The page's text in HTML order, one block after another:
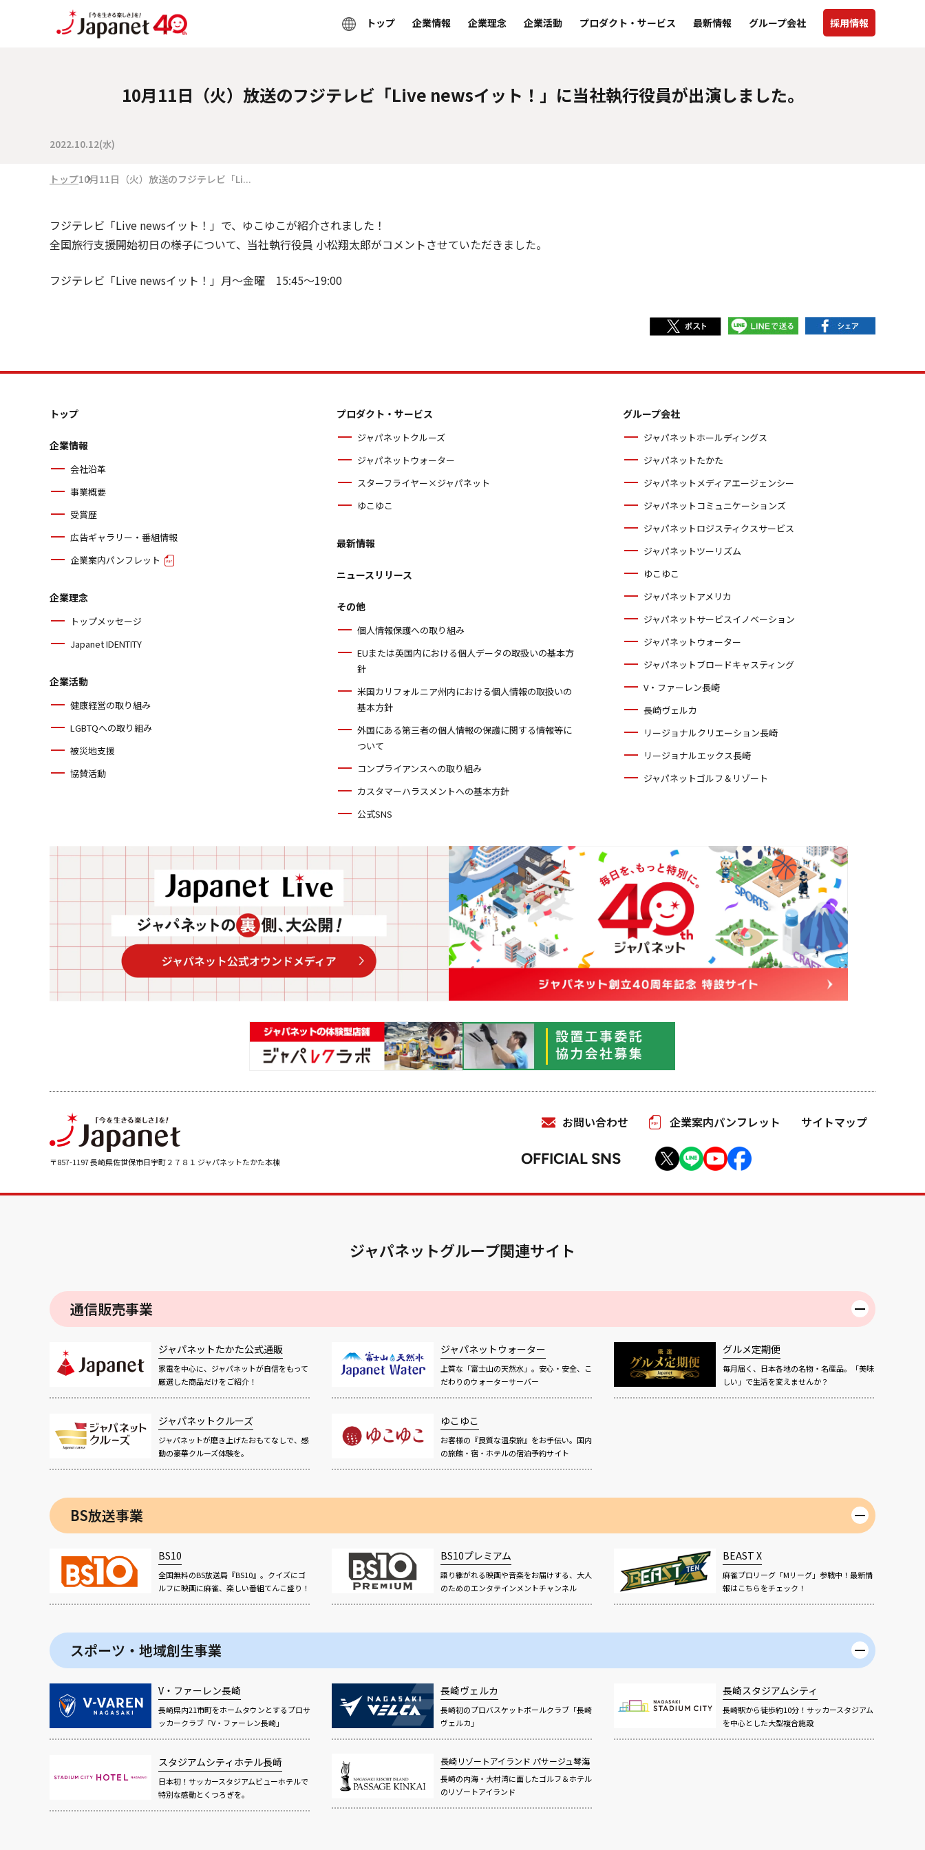
トップ 企業情報 企業理念 企業活動 プロダクト・サービス 最新情報 グループ会社 採用情報
10月11日（火）放送のフジテレビ「Live newsイット！」に当社執行役員が出演しました。
2022.10.12(水)
トップ10月11日（火）放送のフジテレビ「Li...
フジテレビ「Live newsイット！」で、ゆこゆこが紹介されました！
全国旅行支援開始初日の様子について、当社執行役員 小松翔太郎がコメントさせていただきました。
フジテレビ 「Live newsイット！」 月～金曜 15:45～19:00
トップ
企業情報
会社沿革
事業概要
受賞歴
広告ギャラリー・番組情報
企業案内パンフレット
企業理念
トップメッセージ
Japanet IDENTITY
企業活動
健康経営の取り組み
LGBTQへの取り組み
被災地支援
協賛活動
プロダクト・サービス
ジャパネットクルーズ
ジャパネットウォーター
スターフライヤー×ジャパネット
ゆこゆこ
最新情報
ニュースリリース
その他
個人情報保護への取り組み
EUまたは英国内における個人データの取扱いの基本方
針
米国カリフォルニア州内における個人情報の取扱いの
基本方針
外国にある第三者の個人情報の保護に関する情報等に
ついて
コンプライアンスへの取り組み
カスタマーハラスメントへの基本方針
公式SNS
グループ会社
ジャパネットホールディングス
ジャパネットたかた
ジャパネットメディアエージェンシー
ジャパネットコミュニケーションズ
ジャパネットロジスティクスサービス
ジャパネットツーリズム
ゆこゆこ
ジャパネットアメリカ
ジャパネットサービスイノベーション
ジャパネットウォーター
ジャパネットブロードキャスティング
V・ファーレン長崎
長崎ヴェルカ
リージョナルクリエーション長崎
リージョナルエックス長崎
ジャパネットゴルフ＆リゾート
〒857-1197 長崎県佐世保市日宇町２７８１ ジャパネットたかた本棟
お問い合わせ 企業案内パンフレット サイトマップ
OFFICIAL SNS
ジャパネットグループ関連サイト
通信販売事業
ジャパネットたかた公式通販
家電を中心に、ジャパネットが自信をもって
厳選した商品だけをご紹介！
ジャパネットウォーター
上質な「富士山の天然水」。安心・安全、こ
だわりのウォーターサーバー
グルメ定期便
毎月届く、日本各地の名物・名産品。「美味
しい」で生活を変えませんか？
ジャパネットクルーズ
ジャパネットが磨き上げたおもてなしで、感
動の豪華クルーズ体験を。
ゆこゆこ
お客様の『良質な温泉旅』をお手伝い。国内
の旅館・宿・ホテルの宿泊予約サイト
BS放送事業
BS10
全国無料のBS放送局『BS10』。クイズにゴ
ルフに映画に麻雀、楽しい番組てんこ盛り！
BS10プレミアム
語り継がれる映画や音楽をお届けする、大人
のためのエンタテインメントチャンネル
BEAST X
麻雀プロリーグ「Mリーグ」参戦中！最新情
報はこちらをチェック！
スポーツ・地域創生事業
V・ファーレン長崎
長崎県内21市町をホームタウンとするプロサ
ッカークラブ「V・ファーレン長崎」
長崎ヴェルカ
長崎初のプロバスケットボールクラブ「長崎
ヴェルカ」
長崎スタジアムシティ
長崎駅から徒歩約10分！サッカースタジアム
を中心とした大型複合施設
スタジアムシティホテル長崎
日本初！サッカースタジアムビューホテルで
特別な感動とくつろぎを。
長崎リゾートアイランド パサージュ琴海
長崎の内海・大村湾に面したゴルフ＆ホテル
のリゾートアイランド